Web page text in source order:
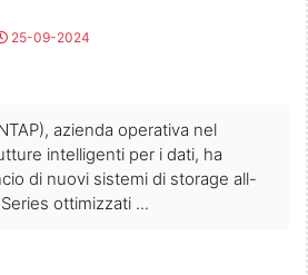
25-09-2024
azienda operativa nel
intelligenti per i dati, ha
di nuovi sistemi di storage all-
ottimizzati ...